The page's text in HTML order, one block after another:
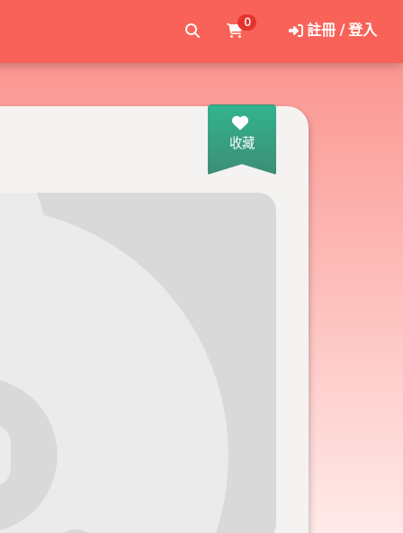
0 註冊 / 登入
收藏